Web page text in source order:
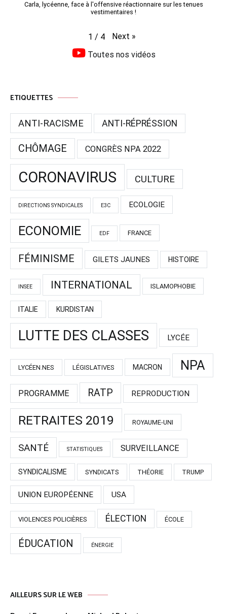
Carla, lycéenne, face à l'offensive réactionnaire sur les tenues
vestimentaires !
1 / 4 Next »
Toutes nos vidéos
ETIQUETTES
ANTI-RACISME ANTI-RÉPRÉSSION
CHÔMAGE CONGRÈS NPA 2022
CORONAVIRUS CULTURE
DIRECTIONS SYNDICALES E3C ECOLOGIE
ECONOMIE EDF FRANCE
FÉMINISME GILETS JAUNES HISTOIRE
INSEE INTERNATIONAL ISLAMOPHOBIE
ITALIE KURDISTAN
LUTTE DES CLASSES LYCÉE
LYCÉEN.NES LÉGISLATIVES MACRON NPA
PROGRAMME RATP REPRODUCTION
RETRAITES 2019 ROYAUME-UNI
SANTÉ STATISTIQUES SURVEILLANCE
SYNDICALISME SYNDICATS THÉORIE TRUMP
UNION EUROPÉENNE USA
VIOLENCES POLICIÈRES ÉLECTION ÉCOLE
ÉDUCATION ÉNERGIE
AILLEURS SUR LE WEB